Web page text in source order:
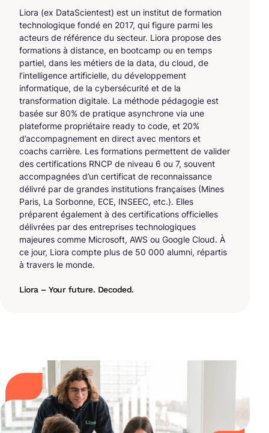
Liora (ex DataScientest) est un institut de formation
technologique fondé en 2017, qui figure parmi les
acteurs de référence du secteur. Liora propose des
formations à distance, en bootcamp ou en temps
partiel, dans les métiers de la data, du cloud, de
l’intelligence artificielle, du développement
informatique, de la cybersécurité et de la
transformation digitale. La méthode pédagogie est
basée sur 80% de pratique asynchrone via une
plateforme propriétaire ready to code, et 20%
d’accompagnement en direct avec mentors et
coachs carrière. Les formations permettent de valider
des certifications RNCP de niveau 6 ou 7, souvent
accompagnées d’un certificat de reconnaissance
délivré par de grandes institutions françaises (Mines
Paris, La Sorbonne, ECE, INSEEC, etc.). Elles
préparent également à des certifications officielles
délivrées par des entreprises technologiques
majeures comme Microsoft, AWS ou Google Cloud. À
ce jour, Liora compte plus de 50 000 alumni, répartis
à travers le monde.
Liora – Your future. Decoded.